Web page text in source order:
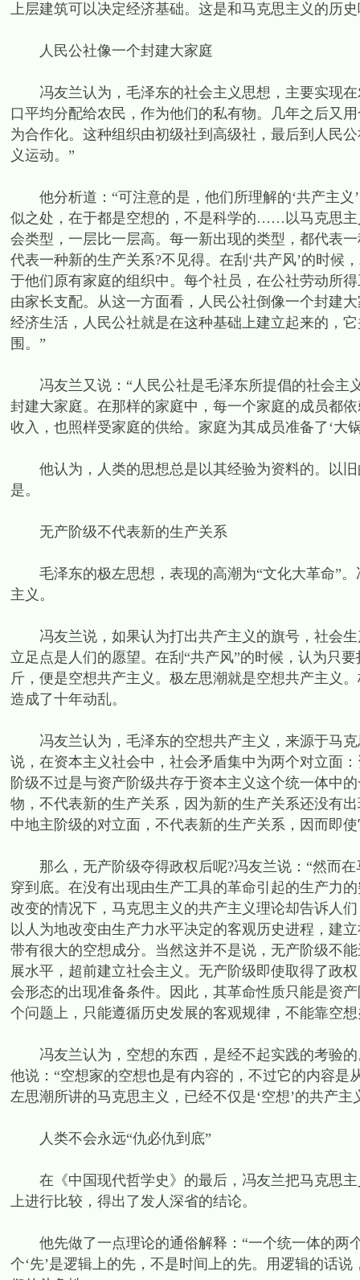
上层建筑可以决定经济基础。这是和马克思主义的历
人民公社像一个封建大家庭
冯友兰认为，毛泽东的社会主义思想，主要实现在
口平均分配给农民，作为他们的私有物。几年之后又
为合作化。这种组织由初级社到高级社，最后到人民
义运动。”
他分析道：“可注意的是，他们所理解的‘共产主义
似之处，在于都是空想的，不是科学的……以马克思
会类型，一层比一层高。每一新出现的类型，都代表
代表一种新的生产关系?不见得。在刮‘共产风’的时候
于他们原有家庭的组织中。每个社员，在公社劳动所
由家长支配。从这一方面看，人民公社倒像一个封建
经济生活，人民公社就是在这种基础上建立起来的，
围。”
冯友兰又说：“人民公社是毛泽东所提倡的社会主
封建大家庭。在那样的家庭中，每一个家庭的成员都
收入，也照样受家庭的供给。家庭为其成员准备了‘大
他认为，人类的思想总是以其经验为资料的。以旧
是。
无产阶级不代表新的生产关系
毛泽东的极左思想，表现的高潮为“文化大革命”。
主义。
冯友兰说，如果认为打出共产主义的旗号，社会生
立足点是人们的愿望。在刮“共产风”的时候，认为只
斤，便是空想共产主义。极左思潮就是空想共产主义
造成了十年动乱。
冯友兰认为，毛泽东的空想共产主义，来源于马克
说，在资本主义社会中，社会矛盾集中为两个对立面
阶级不过是与资产阶级共存于资本主义这个统一体中
物，不代表新的生产关系，因为新的生产关系还没有
中地主阶级的对立面，不代表新的生产关系，因而即
那么，无产阶级夺得政权后呢?冯友兰说：“然而在
穿到底。在没有出现由生产工具的革命引起的生产力
改变的情况下，马克思主义的共产主义理论却告诉人
以人为地改变由生产力水平决定的客观历史进程，建
带有很大的空想成分。当然这并不是说，无产阶级不
展水平，超前建立社会主义。无产阶级即使取得了政
会形态的出现准备条件。因此，其革命性质只能是资
个问题上，只能遵循历史发展的客观规律，不能靠空想
冯友兰认为，空想的东西，是经不起实践的考验的
他说：“空想家的空想也是有内容的，不过它的内容是
左思潮所讲的马克思主义，已经不仅是‘空想’的共产主
人类不会永远“仇必仇到底”
在《中国现代哲学史》的最后，冯友兰把马克思主
上进行比较，得出了发人深省的结论。
他先做了一点理论的通俗解释：“一个统一体的两
个‘先’是逻辑上的先，不是时间上的先。用逻辑的话